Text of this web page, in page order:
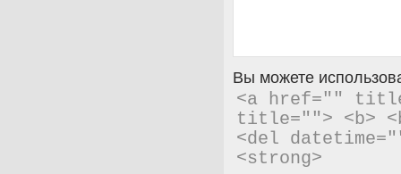
Вы можете
<a href=""
title=""> <b>
<del
<strong>